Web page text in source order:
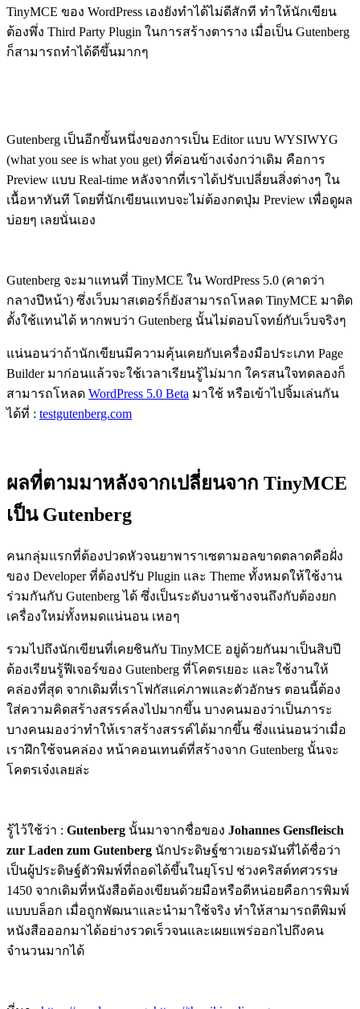
TinyMCE ของ WordPress เองยังทำได้ไม่ดีสักที ทำให้นักเขียน
ต้องพึ่ง Third Party Plugin ในการสร้างตาราง เมื่อเป็น Gutenberg
ก็สามารถทำได้ดีขึ้นมากๆ
Gutenberg เป็นอีกขั้นหนึ่งของการเป็น Editor แบบ WYSIWYG
(what you see is what you get) ที่ค่อนข้างเจ๋งกว่าเดิม คือการ
Preview แบบ Real-time หลังจากที่เราได้ปรับเปลี่ยนสิ่งต่างๆ ใน
เนื้อหาทันที โดยที่นักเขียนแทบจะไม่ต้องกดปุ่ม Preview เพื่อดูผล
บ่อยๆ เลยนั่นเอง
Gutenberg จะมาแทนที่ TinyMCE ใน WordPress 5.0 (คาดว่า
กลางปีหน้า) ซึ่งเว็บมาสเตอร์ก็ยังสามารถโหลด TinyMCE มาติด
ตั้งใช้แทนได้ หากพบว่า Gutenberg นั้นไม่ตอบโจทย์กับเว็บจริงๆ
แน่นอนว่าถ้านักเขียนมีความคุ้นเคยกับเครื่องมือประเภท Page
Builder มาก่อนแล้วจะใช้เวลาเรียนรู้ไม่มาก ใครสนใจทดลองก็
สามารถโหลด WordPress 5.0 Beta มาใช้ หรือเข้าไปจิ้มเล่นกัน
ได้ที่ : testgutenberg.com
ผลที่ตามมาหลังจากเปลี่ยนจาก TinyMCE
เป็น Gutenberg
คนกลุ่มแรกที่ต้องปวดหัวจนยาพาราเซตามอลขาดตลาดคือฝั่ง
ของ Developer ที่ต้องปรับ Plugin และ Theme ทั้งหมดให้ใช้งาน
ร่วมกันกับ Gutenberg ได้ ซึ่งเป็นระดับงานช้างจนถึงกับต้องยก
เครื่องใหม่ทั้งหมดแน่นอน เหอๆ
รวมไปถึงนักเขียนที่เคยชินกับ TinyMCE อยู่ด้วยกันมาเป็นสิบปี
ต้องเรียนรู้ฟีเจอร์ของ Gutenberg ที่โคตรเยอะ และใช้งานให้
คล่องที่สุด จากเดิมที่เราโฟกัสแค่ภาพและตัวอักษร ตอนนี้ต้อง
ใส่ความคิดสร้างสรรค์ลงไปมากขึ้น บางคนมองว่าเป็นภาระ
บางคนมองว่าทำให้เราสร้างสรรค์ได้มากขึ้น ซึ่งแน่นอนว่าเมื่อ
เราฝึกใช้จนคล่อง หน้าคอนเทนต์ที่สร้างจาก Gutenberg นั้นจะ
โคตรเจ๋งเลยล่ะ
รู้ไว้ใช้ว่า : Gutenberg นั้นมาจากชื่อของ Johannes Gensfleisch
zur Laden zum Gutenberg นักประดิษฐ์ชาวเยอรมันที่ได้ชื่อว่า
เป็นผู้ประดิษฐ์ตัวพิมพ์ที่ถอดได้ขึ้นในยุโรป ช่วงคริสต์ทศวรรษ
1450 จากเดิมที่หนังสือต้องเขียนด้วยมือหรือดีหน่อยคือการพิมพ์
แบบบล็อก เมื่อถูกพัฒนาและนำมาใช้จริง ทำให้สามารถตีพิมพ์
หนังสือออกมาได้อย่างรวดเร็วจนและเผยแพร่ออกไปถึงคน
จำนวนมากได้